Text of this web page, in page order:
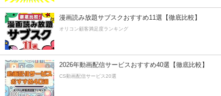
漫画読み放題サブスクおすすめ11選【徹底比較】
オリコン顧客満足度ランキング
2026年動画配信サービスおすすめ40選【徹底比較】
CS動画配信サービス20選